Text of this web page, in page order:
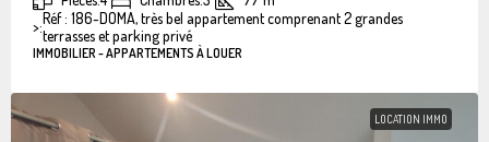
>:Réf : 186-DOMA, très bel appartement comprenant 2 grandes
terrasses et parking privé
IMMOBILIER - APPARTEMENTS À LOUER
LOCATION IMMO